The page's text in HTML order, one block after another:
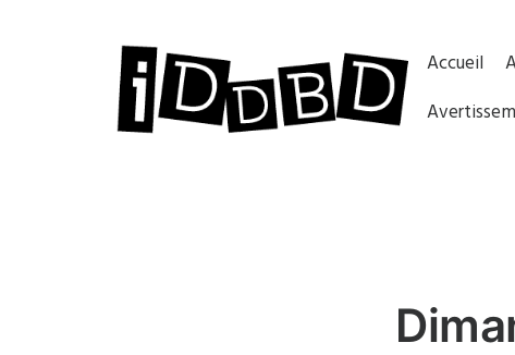
Accueil